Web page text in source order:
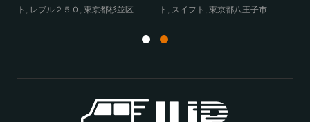
ト
レブル２５０ 東京都杉並区
ト
スイフト 東京都八王子市